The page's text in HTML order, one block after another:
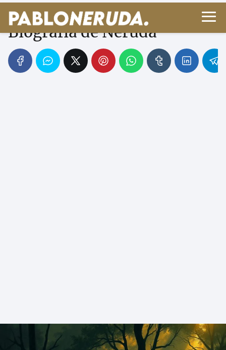
Secretos y Misterios en
Biografía de Neruda